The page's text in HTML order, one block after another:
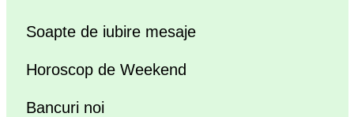
Soapte de iubire mesaje
Horoscop de Weekend
Bancuri noi